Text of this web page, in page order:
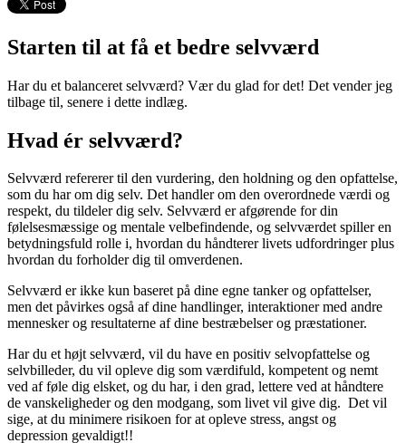
Starten til at få et bedre selvværd
Har du et balanceret selvværd? Vær du glad for det! Det vender jeg
tilbage til, senere i dette indlæg.
Hvad ér selvværd?
Selvværd refererer til den vurdering, den holdning og den opfattelse,
som du har om dig selv. Det handler om den overordnede værdi og
respekt, du tildeler dig selv. Selvværd er afgørende for din
følelsesmæssige og mentale velbefindende, og selvværdet spiller en
betydningsfuld rolle i, hvordan du håndterer livets udfordringer plus
hvordan du forholder dig til omverdenen.
Selvværd er ikke kun baseret på dine egne tanker og opfattelser,
men det påvirkes også af dine handlinger, interaktioner med andre
mennesker og resultaterne af dine bestræbelser og præstationer.
Har du et højt selvværd, vil du have en positiv selvopfattelse og
selvbilleder, du vil opleve dig som værdifuld, kompetent og nemt
ved af føle dig elsket, og du har, i den grad, lettere ved at håndtere
de vanskeligheder og den modgang, som livet vil give dig. Det vil
sige, at du minimere risikoen for at opleve stress, angst og
depression gevaldigt!!